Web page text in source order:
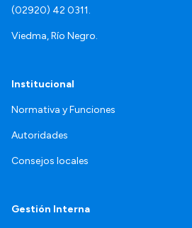
(02920) 42 0311.
Viedma, Río Negro.
Institucional
Normativa y Funciones
Autoridades
Consejos locales
Gestión Interna